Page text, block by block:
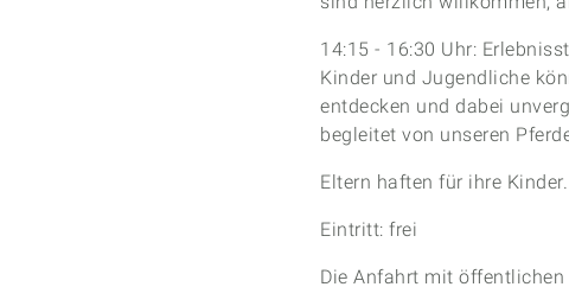
14:15 - 16:30 Uhr:
Kinder und Jugendliche
entdecken und dabei
begleitet von unseren
Eltern haften für ihre Kinder.
Eintritt: frei
Die Anfahrt mit